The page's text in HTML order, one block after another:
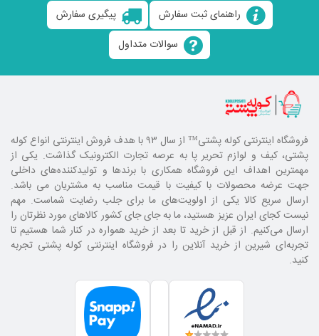
راهنمای ثبت سفارش
پیگیری سفارش
سوالات متداول
فروشگاه اینترنتی کوله پشتی
™ از سال ۹۳ با هدف فروش اینترنتی انواع کوله
پشتی، کیف و لوازم تحریر پا به عرصه تجارت الکترونیک گذاشت. یکی از
مهمترین اهداف این فروشگاه همکاری با برند‌ها و تولیدکننده‌های داخلی
جهت عرضه محصولات با کیفیت با قیمت مناسب به مشتریان می باشد.
ارسال سریع کالا یکی از اولویت‌های ما برای جلب رضایت شماست. مهم
نیست کجای ایران عزیز هستید، ما به جای جای کشور کالا‌های مورد نظرتان را
ارسال می‌کنیم. از قبل از خرید تا بعد از خرید همواره در کنار شما هستیم تا
تجربه‌ای شیرین از خرید آنلاین را در فروشگاه اینترنتی کوله پشتی تجربه
کنید.